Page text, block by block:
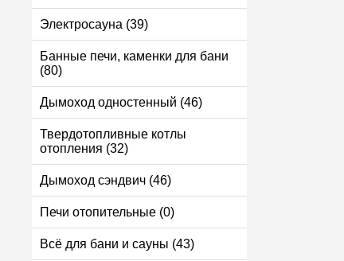
Электросауна (39)
Банные печи, каменки для бани
(80)
Дымоход одностенный (46)
Твердотопливные котлы
отопления (32)
Дымоход сэндвич (46)
Печи отопительные (0)
Всё для бани и сауны (43)